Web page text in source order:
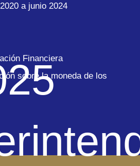
a junio 2024
Financiera
sobre la moneda de los